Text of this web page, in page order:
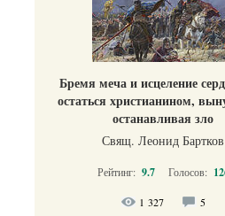
Бремя меча и исцеление
остаться христианином,
останавливая зло
Свящ. Леонид Бартков
Рейтинг: 9.7 Голосов:
1 327 5